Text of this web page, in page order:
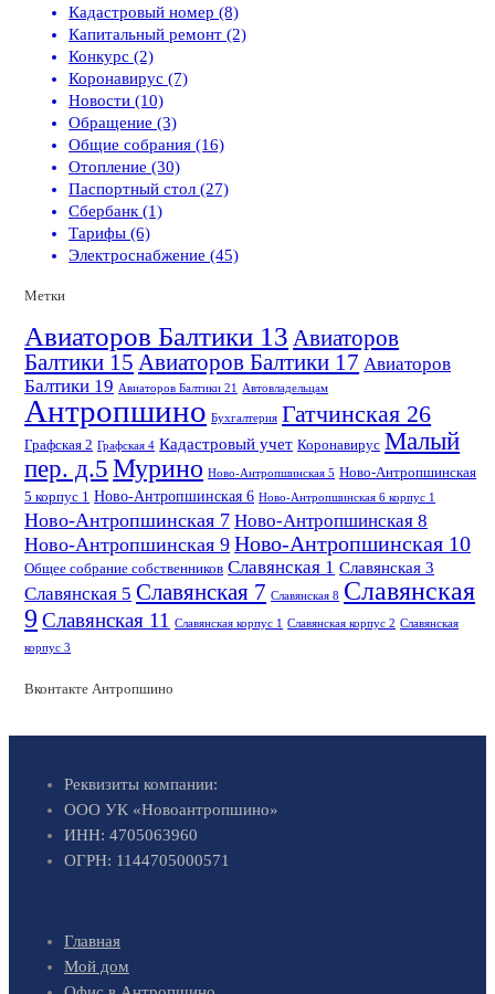
Кадастровый номер (8)
Капитальный ремонт (2)
Конкурс (2)
Коронавирус (7)
Новости (10)
Обращение (3)
Общие собрания (16)
Отопление (30)
Паспортный стол (27)
Сбербанк (1)
Тарифы (6)
Электроснабжение (45)
Метки
Авиаторов Балтики 13 Авиаторов
Балтики 15 Авиаторов Балтики 17 Авиаторов
Балтики 19 Авиаторов Балтики 21 Автовладельцам
Антропшино Бухгалтерия Гатчинская 26
Графская 2 Графская 4 Кадастровый учет Коронавирус Малый
пер. д.5Мурино Ново-Антропшинская 5 Ново-Антропшинская
5 корпус 1 Ново-Антропшинская 6 Ново-Антропшинская 6 корпус 1
Ново-Антропшинская 7 Ново-Антропшинская 8
Ново-Антропшинская 9 Ново-Антропшинская 10
Общее собрание собственников Славянская 1 Славянская 3
Славянская 5 Славянская 7 Славянская 8 Славянская
9 Славянская 11 Славянская корпус 1 Славянская корпус 2 Славянская
корпус 3
Вконтакте Антропшино
Реквизиты компании:
ООО УК «Новоантропшино»
ИНН: 4705063960
ОГРН: 1144705000571
Главная
Мой дом